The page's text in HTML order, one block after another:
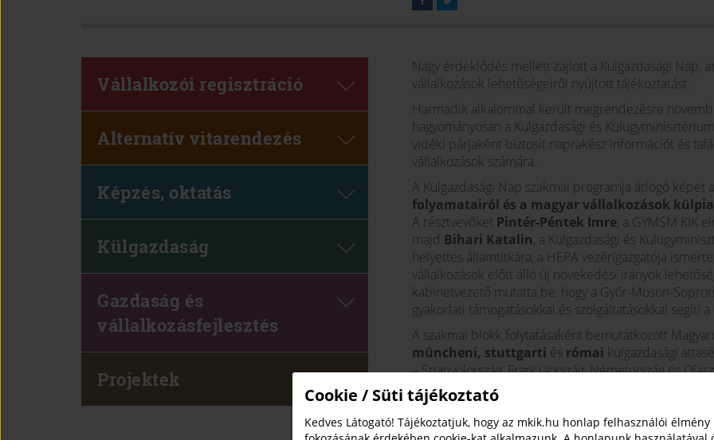
Vállalkozói regisztráció
Alternatív vitarendezés
Képzés, oktatás
Külgazdaság
Gazdaság és
vállalkozásfejlesztés
Projektek
Nagy érdeklődés mellett zajlott a Külgazdasági Nap,
vállalkozások lehetőségeiről nyújtott tájékoztatást.
Harmadik alkalommal került megrendezésre
hagyományosan a Külgazdasági és
vidéki párjaként biztosít naprakész információt és
vállalkozások számára.
A Külgazdasági Nap szakmai programja átfogó képet
folyamatairól és a magyar vállalkozások
A résztvevőket Pintér-Péntek Imre, a GYMSM KIK
majd Bihari Katalin, a Külgazdasági és
helyettes államtitkára, a HEPA vezérigazgatója
vállalkozások előtt álló új növekedési irányok
kabinetvezető mutatta be, hogy a Győr-Moson-
gyakorlati támogatásokkal és szolgáltatásokkal segíti
A szakmai blokk folytatásaként bemutatkozott
müncheni, stuttgarti és római külgazdasági
– Spanyolország, Franciaország, Németország és
a magyar vállalkozások előtt álló lehetőségekről és
A nap ezt követően személyes
kérdéseket tehettek fel az egyes országok
Cookie / Süti tájékoztató
Kedves Látogató! Tájékoztatjuk, hogy az mkik.hu honlap felhasználói élmény